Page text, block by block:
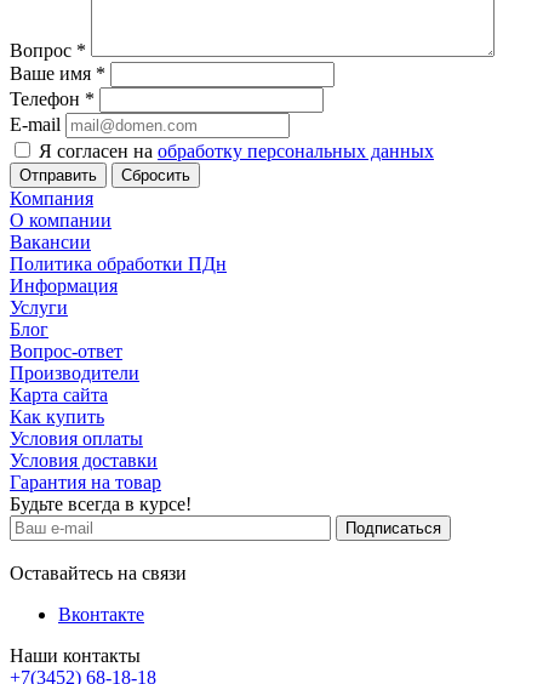
Вопрос *
Ваше имя *
Телефон *
E-mail
Я согласен на обработку персональных данных
Сбросить
Компания
О компании
Вакансии
Политика обработки ПДн
Информация
Услуги
Блог
Вопрос-ответ
Производители
Карта сайта
Как купить
Условия оплаты
Условия доставки
Гарантия на товар
Будьте всегда в курсе!
Оставайтесь на связи
Вконтакте
Наши контакты
+7(3452) 68-18-18